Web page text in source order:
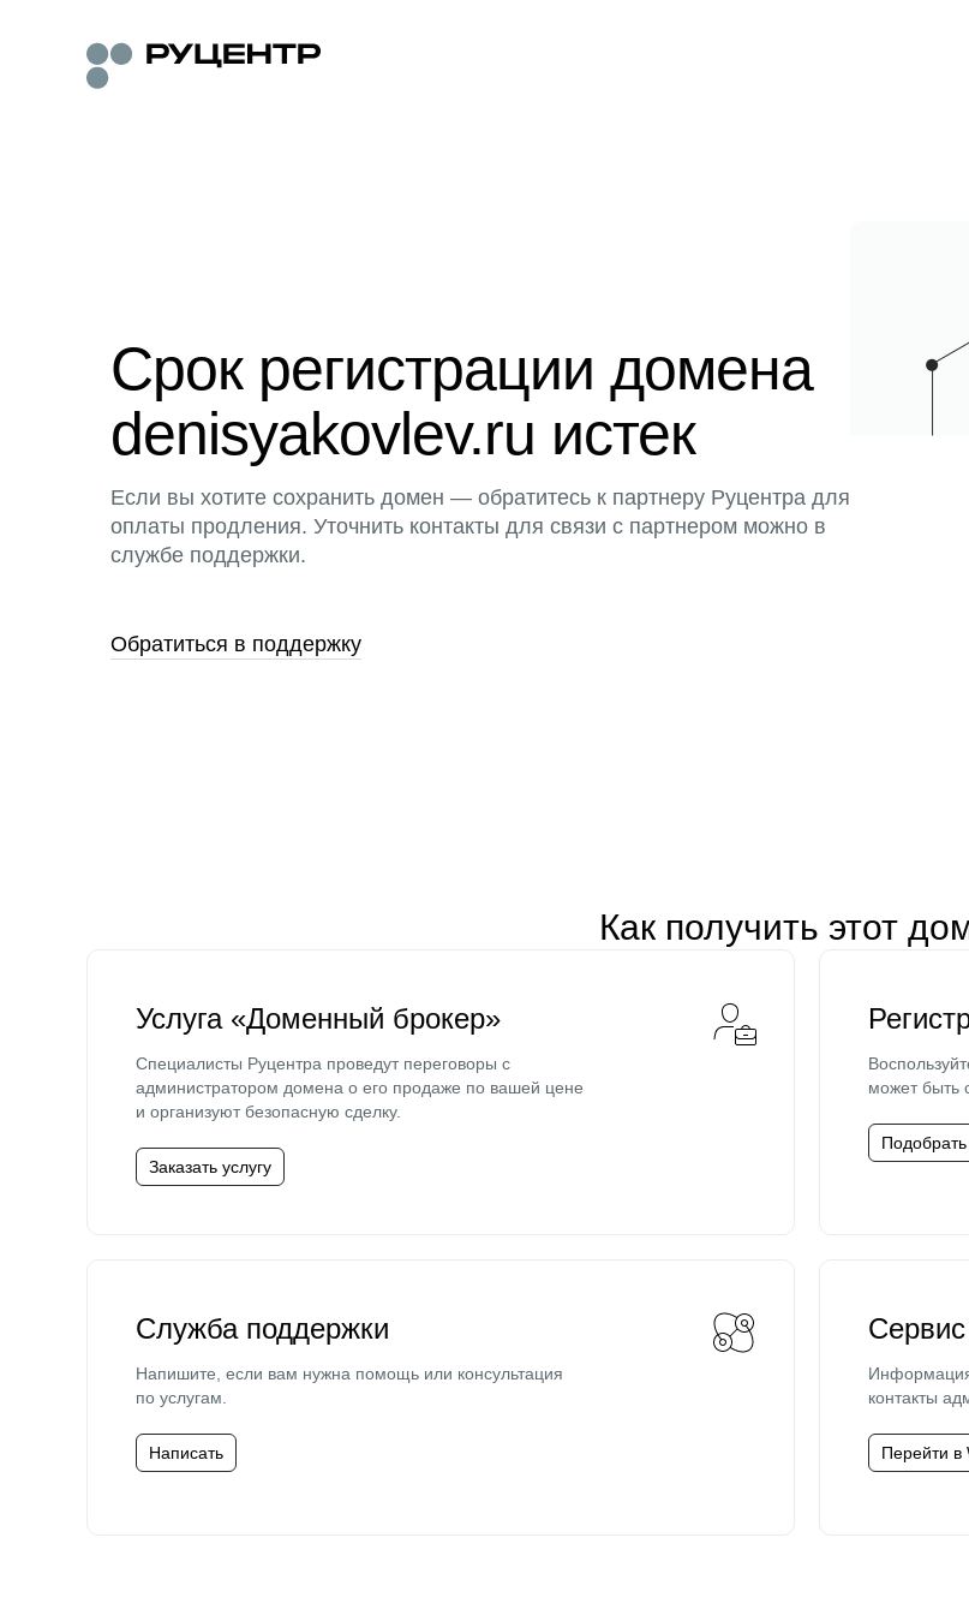
Срок регистрации домена
denisyakovlev.ru истек
Если вы хотите сохранить домен — обратитесь к партнеру Руцентра для
оплаты продления. Уточнить контакты для связи с партнером можно в
службе поддержки.
Обратиться в поддержку
Как получить этот
Услуга «Доменный брокер»
Специалисты Руцентра проведут переговоры с
администратором домена о его продаже по вашей цене
и организуют безопасную сделку.
Заказать услугу
может быть
Служба поддержки
Напишите, если вам нужна помощь или консультация
по услугам.
Написать
Информация
контакты
Перейти в